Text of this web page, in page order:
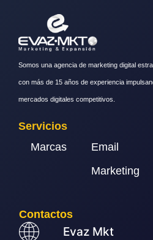
Somos una agencia de marketing digital
con más de 15 años de experiencia
mercados digitales competitivos.
Servicios
Marcas
Email
Marketing
Contactos
Evaz Mkt